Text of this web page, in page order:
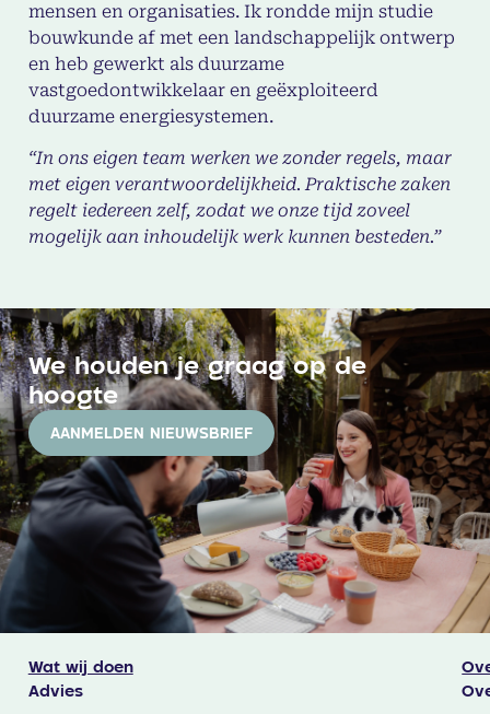
mensen en organisaties. Ik rondde mijn studie
bouwkunde af met een landschappelijk ontwerp
en heb gewerkt als duurzame
vastgoedontwikkelaar en geëxploiteerd
duurzame energiesystemen.
“In ons eigen team werken we zonder regels, maar
met eigen verantwoordelijkheid. Praktische zaken
regelt iedereen zelf, zodat we onze tijd zoveel
mogelijk aan inhoudelijk werk kunnen besteden.”
We houden je graag op de
hoogte
AANMELDEN NIEUWSBRIEF
Wat wij doen
Advies